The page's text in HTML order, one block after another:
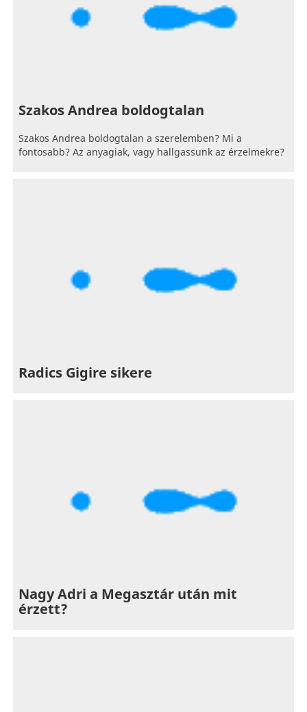
Szakos Andrea boldogtalan
Szakos Andrea boldogtalan a szerelemben? Mi a
fontosabb? Az anyagiak, vagy hallgassunk az érzelmekre?
Radics Gigire sikere
Nagy Adri a Megasztár után mit
érzett?